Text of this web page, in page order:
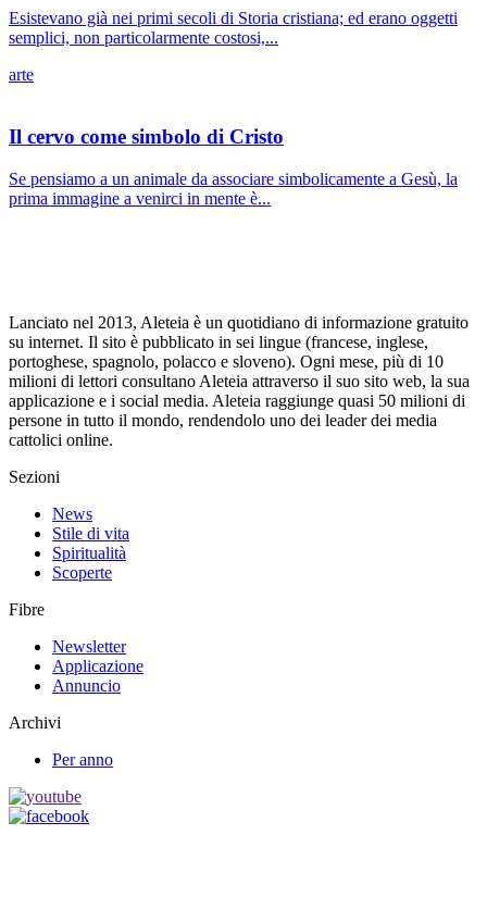
Esistevano già nei primi secoli di Storia cristiana; ed erano oggetti
semplici, non particolarmente costosi,...
arte
Il cervo come simbolo di Cristo
Se pensiamo a un animale da associare simbolicamente a Gesù, la
prima immagine a venirci in mente è...
Lanciato nel 2013, Aleteia è un quotidiano di informazione gratuito
su internet. Il sito è pubblicato in sei lingue (francese, inglese,
portoghese, spagnolo, polacco e sloveno). Ogni mese, più di 10
milioni di lettori consultano Aleteia attraverso il suo sito web, la sua
applicazione e i social media. Aleteia raggiunge quasi 50 milioni di
persone in tutto il mondo, rendendolo uno dei leader dei media
cattolici online.
Sezioni
News
Stile di vita
Spiritualità
Scoperte
Fibre
Newsletter
Applicazione
Annuncio
Archivi
Per anno